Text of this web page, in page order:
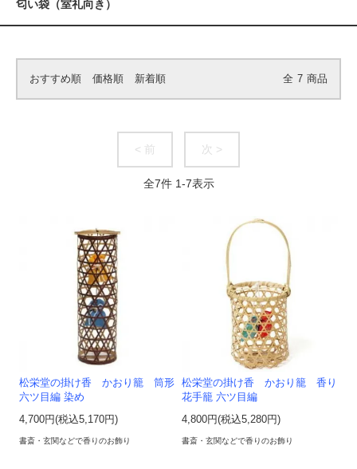
匂い袋（室礼向き）
おすすめ順 価格順 新着順 全 7 商品
< 前 次 >
全7件 1-7表示
松栄堂の掛け香 かおり籠 筒形
六ツ目編 染め
4,700円(税込5,170円)
書斎・玄関などで香りのお飾り
松栄堂の掛け香 かおり籠 香り
花手籠 六ツ目編
4,800円(税込5,280円)
書斎・玄関などで香りのお飾り